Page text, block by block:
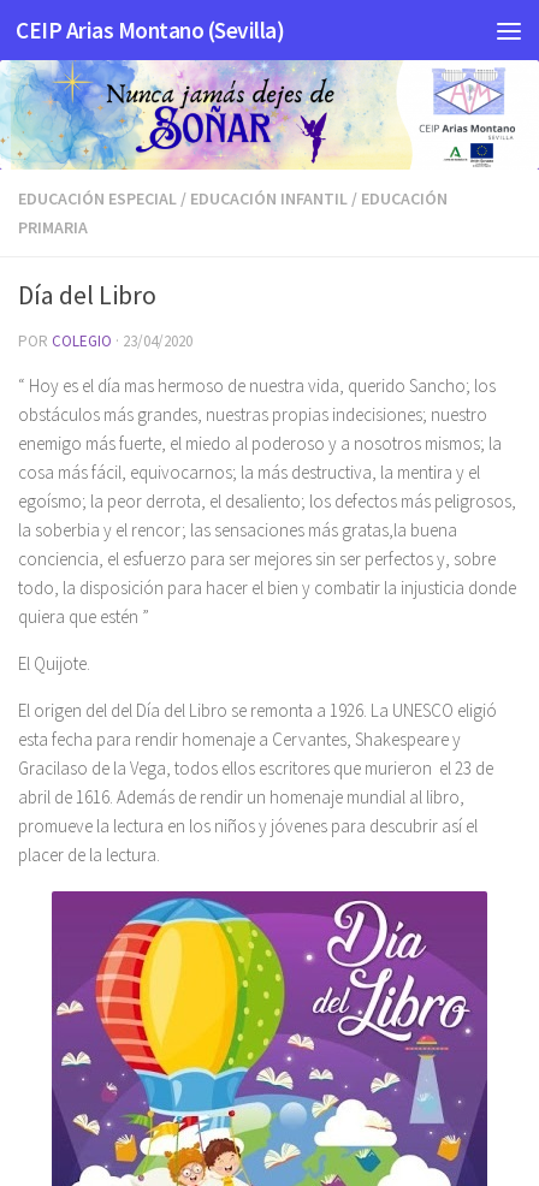
Saltar al contenido
CEIP Arias Montano (Sevilla)
EDUCACIÓN ESPECIAL / EDUCACIÓN INFANTIL / EDUCACIÓN
PRIMARIA
Día del Libro
POR COLEGIO · 23/04/2020
“ Hoy es el día mas hermoso de nuestra vida, querido Sancho; los
obstáculos más grandes, nuestras propias indecisiones; nuestro
enemigo más fuerte, el miedo al poderoso y a nosotros mismos; la
cosa más fácil, equivocarnos; la más destructiva, la mentira y el
egoísmo; la peor derrota, el desaliento; los defectos más peligrosos,
la soberbia y el rencor; las sensaciones más gratas,la buena
conciencia, el esfuerzo para ser mejores sin ser perfectos y, sobre
todo, la disposición para hacer el bien y combatir la injusticia donde
quiera que estén ”
El Quijote.
El origen del del Día del Libro se remonta a 1926. La UNESCO eligió
esta fecha para rendir homenaje a Cervantes, Shakespeare y
Gracilaso de la Vega, todos ellos escritores que murieron el 23 de
abril de 1616. Además de rendir un homenaje mundial al libro,
promueve la lectura en los niños y jóvenes para descubrir así el
placer de la lectura.